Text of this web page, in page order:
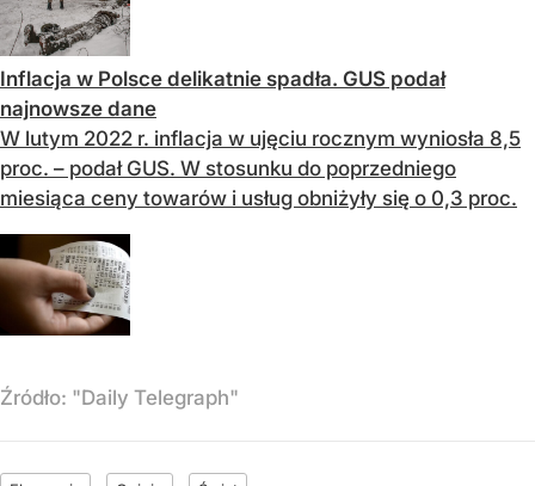
Inflacja w Polsce delikatnie spadła. GUS podał
najnowsze dane
W lutym 2022 r. inflacja w ujęciu rocznym wyniosła 8,5
proc. – podał GUS. W stosunku do poprzedniego
miesiąca ceny towarów i usług obniżyły się o 0,3 proc.
Źródło: "Daily Telegraph"